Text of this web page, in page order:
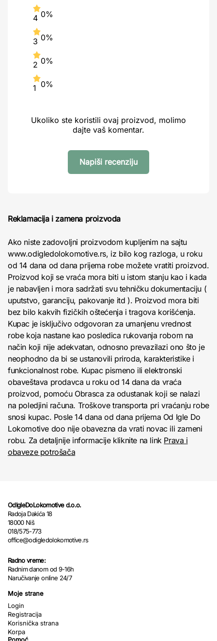
4 0%
3 0%
2 0%
1 0%
Ukoliko ste koristili ovaj proizvod, molimo
dajte vaš komentar.
Napiši recenziju
Reklamacija i zamena proizvoda
Ako niste zadovoljni proizvodom kupljenim na sajtu
www.odigledolokomotive.rs, iz bilo kog razloga, u roku
od 14 dana od dana prijema robe možete vratiti proizvod.
Proizvod koji se vraća mora biti u istom stanju kao i kada
je nabavljen i mora sadržati svu tehničku dokumentaciju (
uputstvo, garanciju, pakovanje itd ). Proizvod mora biti
bez bilo kakvih fizičkih oštećenja i tragova korišćenja.
Kupac je isključivo odgovoran za umanjenu vrednost
robe koja nastane kao posledica rukovanja robom na
način koji nije adekvatan, odnosno prevazilazi ono što je
neophodno da bi se ustanovili priroda, karakteristike i
funkcionalnost robe. Kupac pismeno ili elektronski
obaveštava prodavca u roku od 14 dana da vraća
proizvod, pomoću Obrasca za odustanak koji se nalazi
na poledjini računa. Troškove transporta pri vraćanju robe
snosi kupac. Posle 14 dana od dana prijema Od Igle Do
Lokomotive doo nije obavezna da vrati novac ili zameni
robu. Za detaljnije informacije kliknite na link Prava i
obaveze potrošača
OdIgleDoLokomotive d.o.o.
Radoja Dakića 18
18000 Niš
018/575-773
office@odigledolokomotive.rs
Radno vreme:
Radnim danom od 9-16h
Naručivanje online 24/7
Moje strane
Login
Registracija
Korisnička strana
Korpa